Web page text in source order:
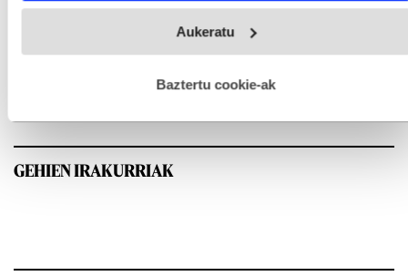
fitxategiak erabiltzen ditu. Zure esperientzia eta zerbitzuak
esplizitua ematen diguzu.Gehiago irakurri
Aukeratu
Baztertu cookie-ak
GEHIEN IRAKURRIAK